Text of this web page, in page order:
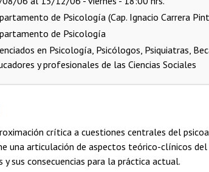
de Psicología (Cap. Ignacio Carrera
de Psicología
en Psicología, Psicólogos, Psiquiatras,
y profesionales de las Ciencias Sociales
crítica a cuestiones centrales del
una articulación de aspectos teórico-clínicos
sus consecuencias para la práctica actual.